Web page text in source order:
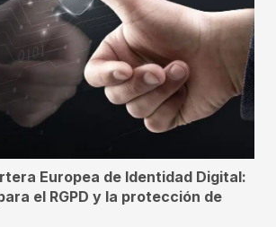
Europea de Identidad Digital:
el RGPD y la protección de